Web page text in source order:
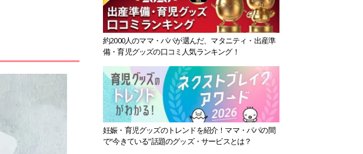
約2000人のママ・パパが選んだ、マタニティ・出産準
備・育児グッズの口コミ人気ランキング！
妊娠・育児グッズのトレンドを紹介！ママ・パパの間
で“今きている”話題のグッズ・サービスとは？